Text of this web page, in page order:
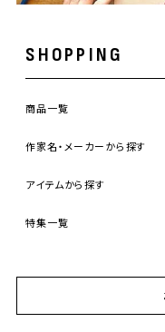
SHOPPING
商品一覧
作家名・メーカーから探す
アイテムから探す
特集一覧